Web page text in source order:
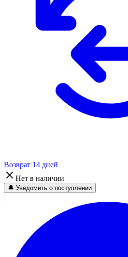
Возврат 14 дней
Нет в наличии
🔔 Уведомить о поступлении